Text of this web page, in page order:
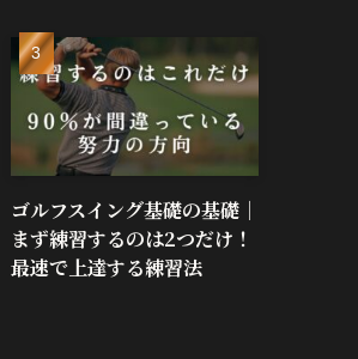
ゴルフスイング基礎の基礎｜
まず練習するのは2つだけ！
最速で上達する練習法